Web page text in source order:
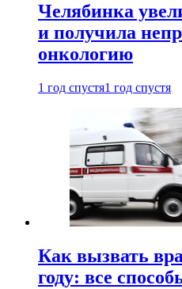
Челябинка
и получила
онкологию
1 год спустя1 год спустя
Как вызвать
году: все